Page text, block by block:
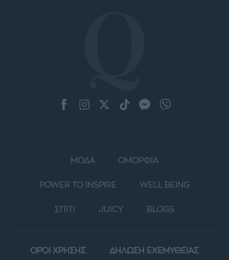
ΜΟΔΑ ΟΜΟΡΦΙΑ
POWER TO INSPIRE WELL BEING
ΣΠΙΤΙ JUICY BLOGS
ΟΡΟΙ ΧΡΗΣΗΣ ΔΗΛΩΣΗ ΕΧΕΜΥΘΕΙΑΣ